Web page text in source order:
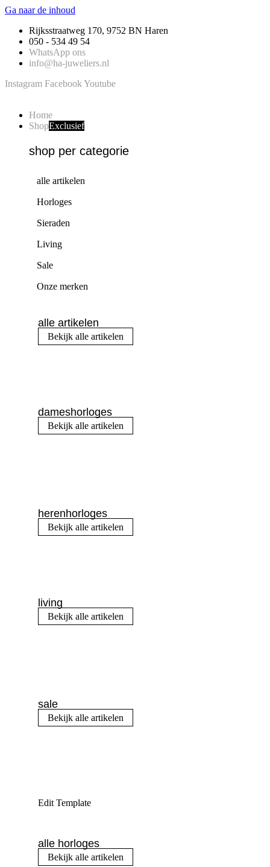
Ga naar de inhoud
Rijksstraatweg 170, 9752 BN Haren
050 - 534 49 54
WhatsApp ons
info@ha-juweliers.nl
Instagram Facebook Youtube
Home
ShopExclusief
shop per categorie
alle artikelen
Horloges
Sieraden
Living
Sale
Onze merken
alle artikelen
Bekijk alle artikelen
dameshorloges
Bekijk alle artikelen
herenhorloges
Bekijk alle artikelen
living
Bekijk alle artikelen
sale
Bekijk alle artikelen
Edit Template
alle horloges
Bekijk alle artikelen